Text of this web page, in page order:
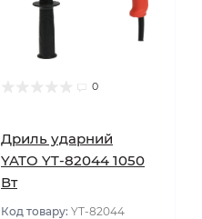
0
Дриль ударний
YATO YT-82044 1050
Вт
Код товару: YT-82044